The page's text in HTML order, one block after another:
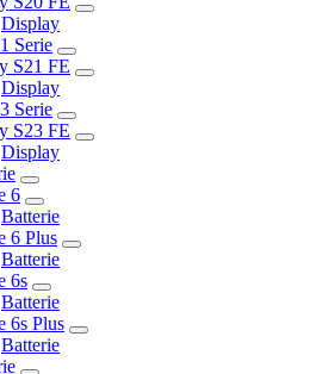
Display
Serie
S21 FE
Display
Serie
S23 FE
Display
6
Batterie
6 Plus
Batterie
6s
Batterie
6s Plus
Batterie